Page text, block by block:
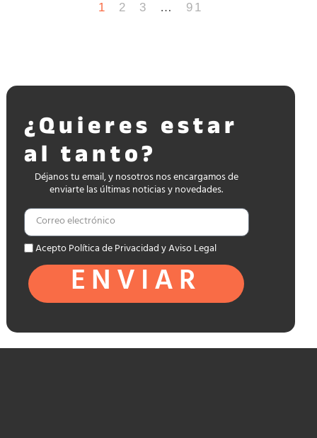
1 2 3 … 91
¿Quieres estar
al tanto?
Déjanos tu email, y nosotros nos encargamos de
enviarte las últimas noticias y novedades.
Acepto Política de Privacidad y Aviso Legal
ENVIAR